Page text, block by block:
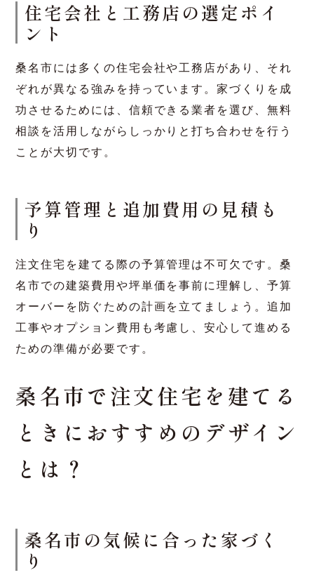
土地選びと地盤調査の重要性
桑名市で注文住宅を建てる際には、土地選びが非
常に重要です。地盤の強度や周辺環境を確認する
ことが、将来の住まいの安心に繋がります。特に
地震に対する耐震性を考慮した設計が求められま
住宅会社と工務店の選定ポイ
ント
桑名市には多くの住宅会社や工務店があり、それ
ぞれが異なる強みを持っています。家づくりを成
功させるためには、信頼できる業者を選び、無料
相談を活用しながらしっかりと打ち合わせを行う
予算管理と追加費用の見積も
り
工事やオプション費用も考慮し、安心して進める
ための準備が必要です。